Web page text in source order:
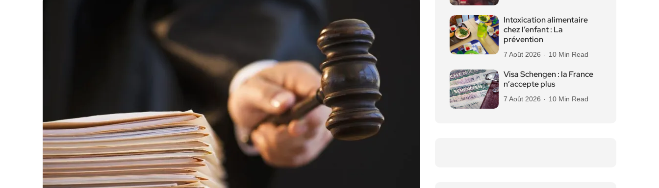
Intoxication alimentaire
chez l’enfant : La
prévention
7 Août 2026 10 Min Read
Visa Schengen : la France
n’accepte plus
7 Août 2026 10 Min Read